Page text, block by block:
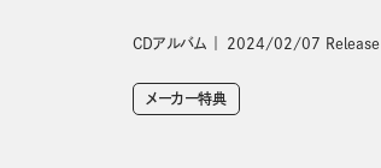
CDアルバム 2024/02/07 Release
メーカー特典